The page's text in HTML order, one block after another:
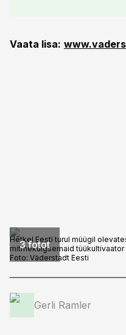
Vaata lisa:
3 fotot
Hetkel Eesti turul müügil
mitmekülgsemaid tüükultivaator
Foto: Väderstadt Eesti
Gerli Ramler